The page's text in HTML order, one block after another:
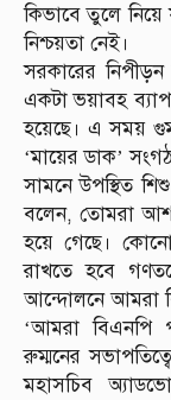
কিভাবে তুলে নিয়ে
নিশ্চয়তা নেই।
সরকারের
একটা ভয়াবহ
হয়েছে। এ সময়
‘মায়ের ডাক’
সামনে উপস্থিত
বলেন, তোমরা
হয়ে গেছে।
রাখতে হবে
আন্দোলনে আমরা
‘আমরা বিএনপি
রুম্মনের
মহাসচিব